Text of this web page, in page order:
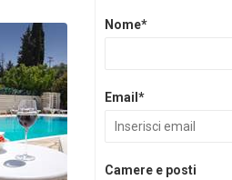
Nome*
Email*
Camere e posti